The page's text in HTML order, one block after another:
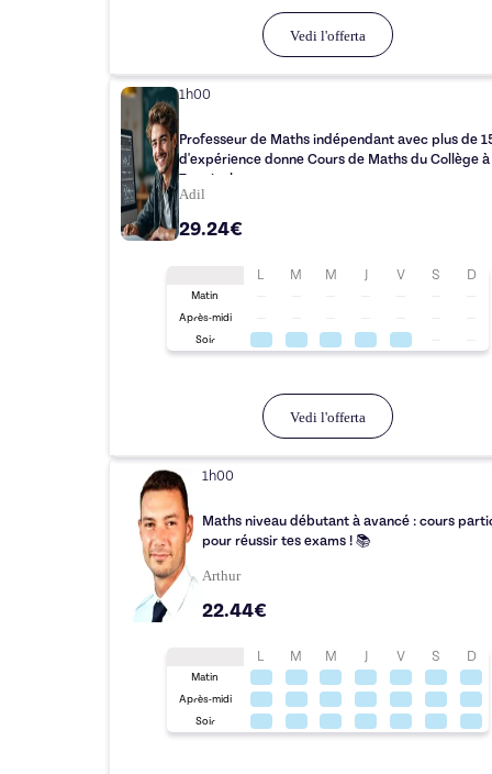
Vedi l'offerta
1h00
Professeur de Maths indépendant avec plus de
d'expérience donne Cours de Maths du Collège à
Terminale
Adil
29.24€
L M M J V S D
Matin
Après-midi
Soir
Vedi l'offerta
1h00
Maths niveau débutant à avancé : cours
pour réussir tes exams ! 📚
Arthur
22.44€
L M M J V S D
Matin
Après-midi
Soir